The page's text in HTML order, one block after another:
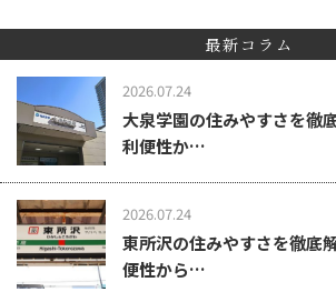
最新コラム
2026.07.24
大泉学園の住みやすさを徹
利便性か…
2026.07.24
東所沢の住みやすさを徹底
便性から…